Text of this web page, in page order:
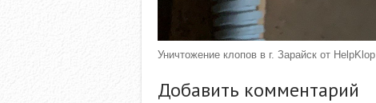
Уничтожение клопов в г. Зарайск от HelpKlop
Добавить комментарий